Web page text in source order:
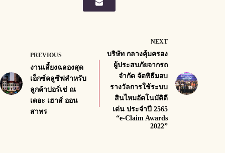
PREVIOUS
งานเลี้ยงฉลองสุด
เอ็กซ์คลูซีฟสำหรับ
ลูกค้าปอร์เช่ ณ
เดอะ เฮาส์ ออน
สาทร
NEXT
บริษัท กลางคุ้มครอง
ผู้ประสบภัยจากรถ
จำกัด จัดพิธีมอบ
รางวัลการใช้ระบบ
สินไหมอัตโนมัติดี
เด่น ประจำปี 2565
“e-Claim Awards
2022”